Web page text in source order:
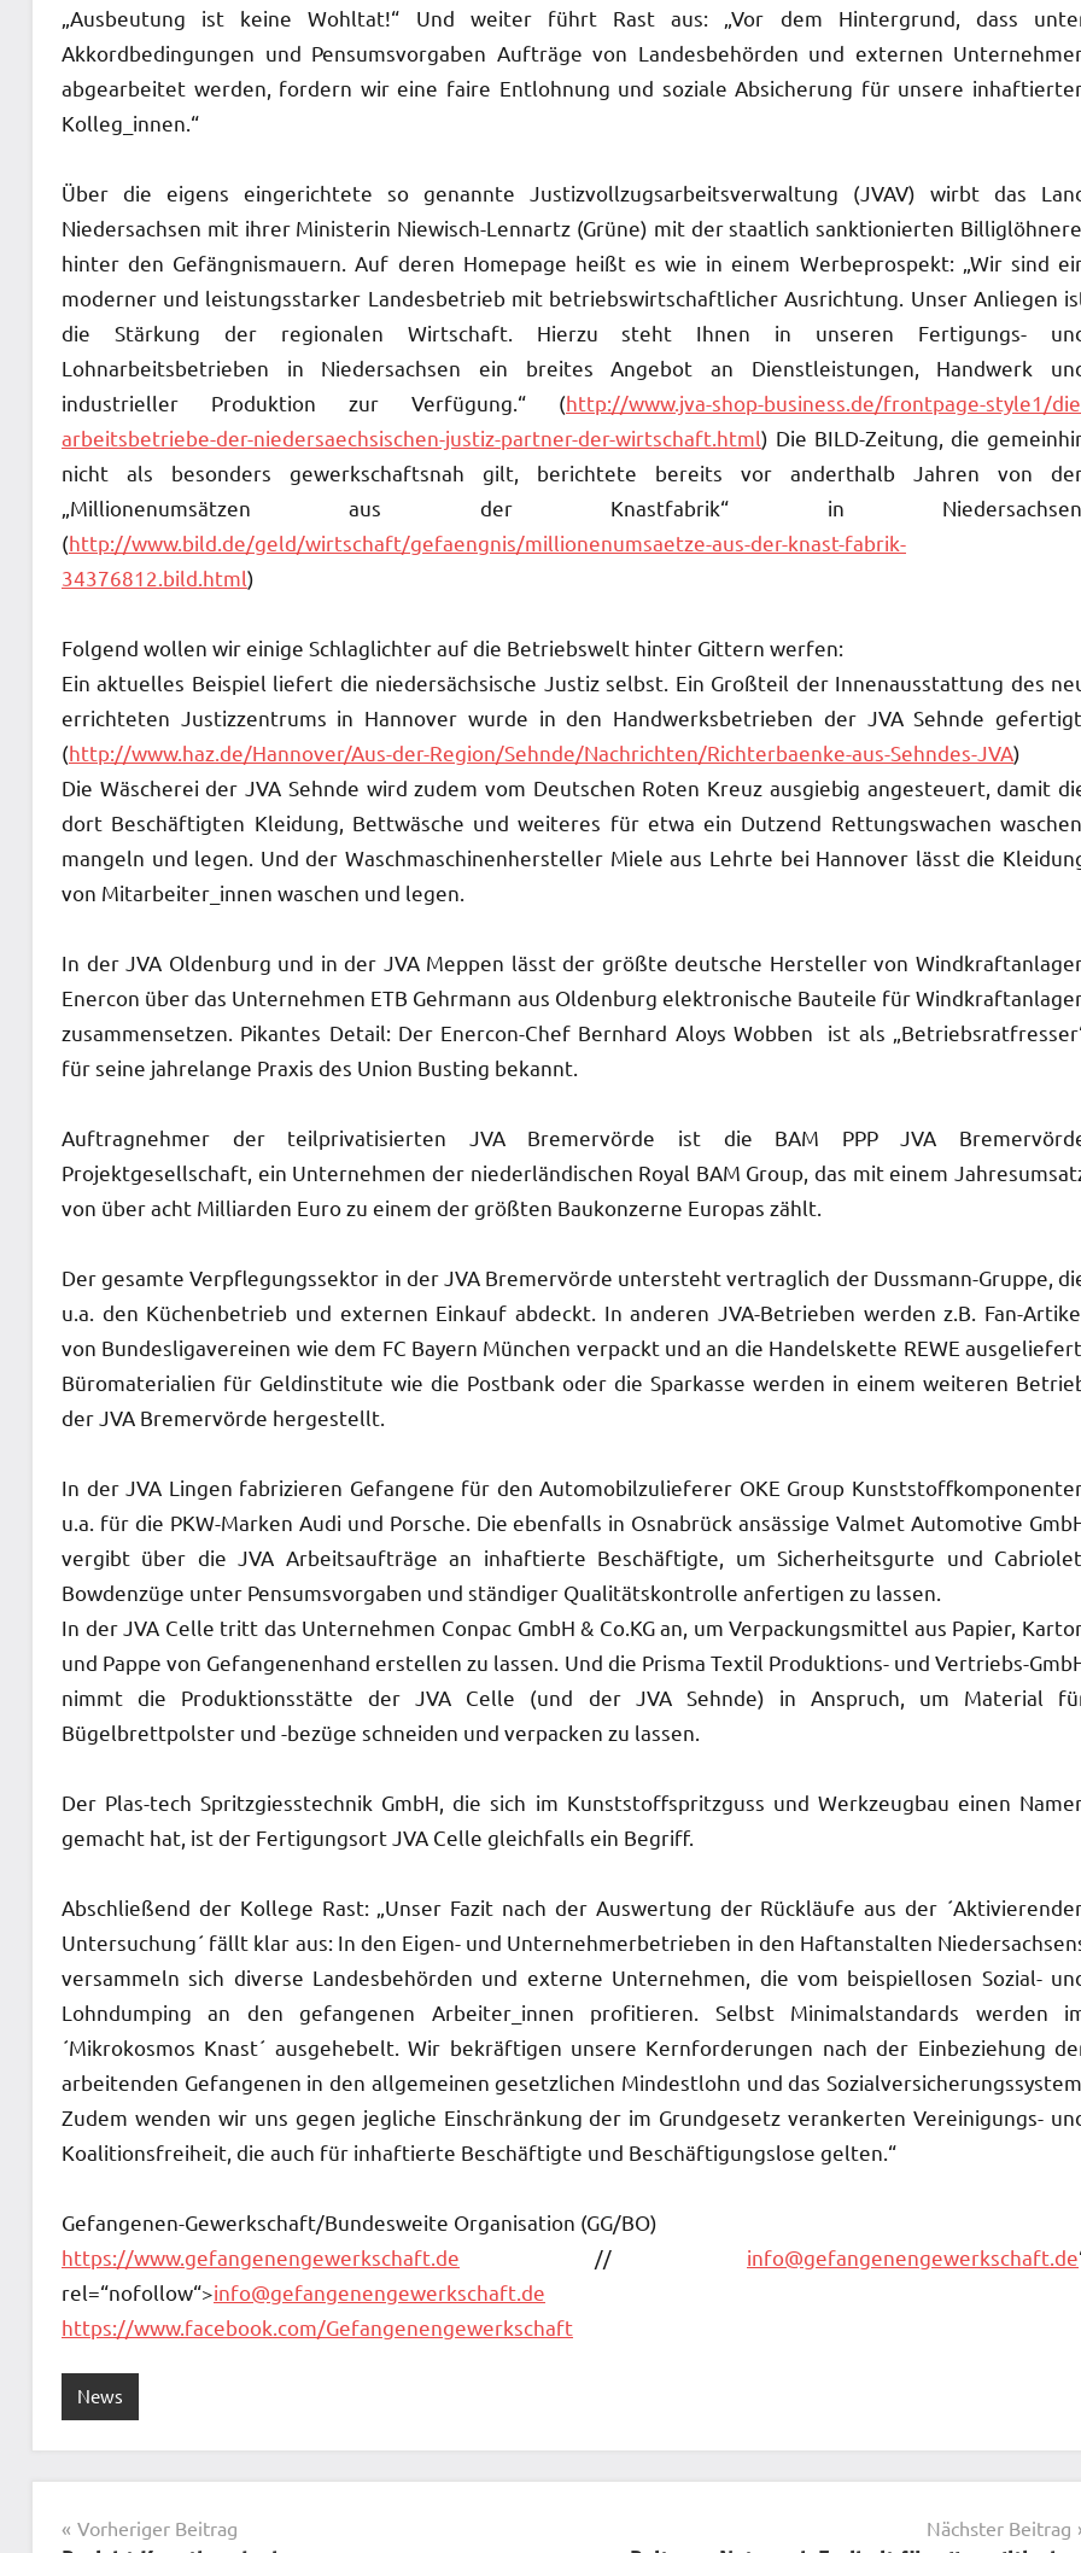
„Ausbeutung ist keine Wohltat!“ Und weiter führt Rast aus: „Vor dem Hintergrund, dass
Akkordbedingungen und Pensumsvorgaben Aufträge von Landesbehörden und externen
abgearbeitet werden, fordern wir eine faire Entlohnung und soziale Absicherung für unsere
Kolleg_innen.“
Über die eigens eingerichtete so genannte Justizvollzugsarbeitsverwaltung (JVAV) wirbt das
Niedersachsen mit ihrer Ministerin Niewisch-Lennartz (Grüne) mit der staatlich sanktionierten
hinter den Gefängnismauern. Auf deren Homepage heißt es wie in einem Werbeprospekt: „Wir sind
moderner und leistungsstarker Landesbetrieb mit betriebswirtschaftlicher Ausrichtung. Unser Anliegen
die Stärkung der regionalen Wirtschaft. Hierzu steht Ihnen in unseren Fertigungs-
Lohnarbeitsbetrieben in Niedersachsen ein breites Angebot an Dienstleistungen, Handwerk
industrieller Produktion zur Verfügung.“ (http://www.jva-shop-business.de/frontpage-style1/
arbeitsbetriebe-der-niedersaechsischen-justiz-partner-der-wirtschaft.html) Die BILD-Zeitung, die
nicht als besonders gewerkschaftsnah gilt, berichtete bereits vor anderthalb Jahren von
„Millionenumsätzen aus der Knastfabrik“ in Niedersachsen.
(http://www.bild.de/geld/wirtschaft/gefaengnis/millionenumsaetze-aus-der-knast-fabrik-
34376812.bild.html)
Folgend wollen wir einige Schlaglichter auf die Betriebswelt hinter Gittern werfen:
Ein aktuelles Beispiel liefert die niedersächsische Justiz selbst. Ein Großteil der Innenausstattung des
errichteten Justizzentrums in Hannover wurde in den Handwerksbetrieben der JVA Sehnde gefertigt.
(http://www.haz.de/Hannover/Aus-der-Region/Sehnde/Nachrichten/Richterbaenke-aus-Sehndes-JVA)
Die Wäscherei der JVA Sehnde wird zudem vom Deutschen Roten Kreuz ausgiebig angesteuert, damit
dort Beschäftigten Kleidung, Bettwäsche und weiteres für etwa ein Dutzend Rettungswachen waschen,
mangeln und legen. Und der Waschmaschinenhersteller Miele aus Lehrte bei Hannover lässt die
von Mitarbeiter_innen waschen und legen.
In der JVA Oldenburg und in der JVA Meppen lässt der größte deutsche Hersteller von
Enercon über das Unternehmen ETB Gehrmann aus Oldenburg elektronische Bauteile für
zusammensetzen. Pikantes Detail: Der Enercon-Chef Bernhard Aloys Wobben ist als
für seine jahrelange Praxis des Union Busting bekannt.
Auftragnehmer der teilprivatisierten JVA Bremervörde ist die BAM PPP JVA
Projektgesellschaft, ein Unternehmen der niederländischen Royal BAM Group, das mit einem
von über acht Milliarden Euro zu einem der größten Baukonzerne Europas zählt.
Der gesamte Verpflegungssektor in der JVA Bremervörde untersteht vertraglich der Dussmann-Gruppe,
u.a. den Küchenbetrieb und externen Einkauf abdeckt. In anderen JVA-Betrieben werden z.B. Fan-
von Bundesligavereinen wie dem FC Bayern München verpackt und an die Handelskette REWE ausgeliefert.
Büromaterialien für Geldinstitute wie die Postbank oder die Sparkasse werden in einem weiteren
der JVA Bremervörde hergestellt.
In der JVA Lingen fabrizieren Gefangene für den Automobilzulieferer OKE Group
u.a. für die PKW-Marken Audi und Porsche. Die ebenfalls in Osnabrück ansässige Valmet Automotive
vergibt über die JVA Arbeitsaufträge an inhaftierte Beschäftigte, um Sicherheitsgurte und
Bowdenzüge unter Pensumsvorgaben und ständiger Qualitätskontrolle anfertigen zu lassen.
In der JVA Celle tritt das Unternehmen Conpac GmbH & Co.KG an, um Verpackungsmittel aus Papier,
und Pappe von Gefangenenhand erstellen zu lassen. Und die Prisma Textil Produktions- und Vertriebs-
nimmt die Produktionsstätte der JVA Celle (und der JVA Sehnde) in Anspruch, um Material
Bügelbrettpolster und -bezüge schneiden und verpacken zu lassen.
Der Plas-tech Spritzgiesstechnik GmbH, die sich im Kunststoffspritzguss und Werkzeugbau einen
gemacht hat, ist der Fertigungsort JVA Celle gleichfalls ein Begriff.
Abschließend der Kollege Rast: „Unser Fazit nach der Auswertung der Rückläufe aus der
Untersuchung´ fällt klar aus: In den Eigen- und Unternehmerbetrieben in den Haftanstalten
versammeln sich diverse Landesbehörden und externe Unternehmen, die vom beispiellosen Sozial-
Lohndumping an den gefangenen Arbeiter_innen profitieren. Selbst Minimalstandards werden
´Mikrokosmos Knast´ ausgehebelt. Wir bekräftigen unsere Kernforderungen nach der Einbeziehung
arbeitenden Gefangenen in den allgemeinen gesetzlichen Mindestlohn und das Sozialversicherungssystem.
Zudem wenden wir uns gegen jegliche Einschränkung der im Grundgesetz verankerten Vereinigungs-
Koalitionsfreiheit, die auch für inhaftierte Beschäftigte und Beschäftigungslose gelten.“
Gefangenen-Gewerkschaft/Bundesweite Organisation (GG/BO)
https://www.gefangenengewerkschaft.de // info@gefangenengewerkschaft.de
rel=“nofollow“>info@gefangenengewerkschaft.de
https://www.facebook.com/Gefangenengewerkschaft
News
Beitragsnavigation
Vorheriger Beitrag Nächster Beitrag